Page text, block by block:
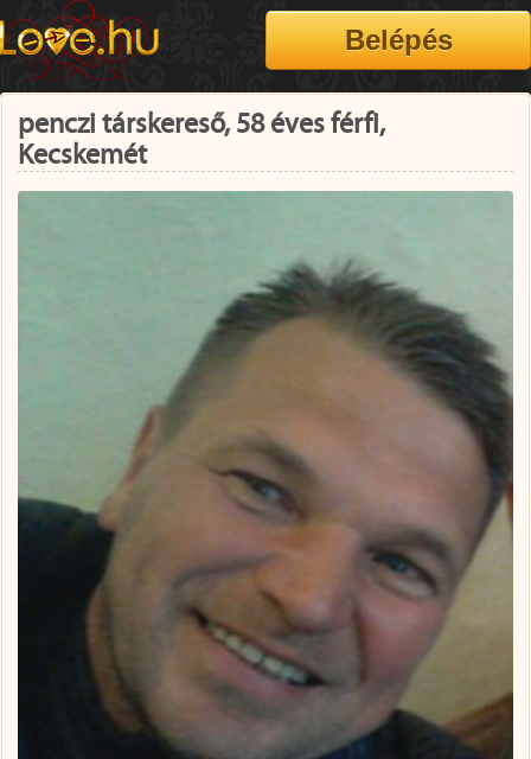
penczi társkereső, 58 éves férfi,
Kecskemét